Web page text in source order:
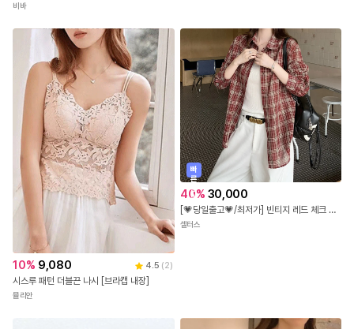
비바
10% 9,080 4.5 (2)
시스루 패턴 더블끈 나시 [브라캡 내장]
뮬리안
빠
른
출
발
40% 30,000
[💗당일출고💗/최저가] 빈티지 레드 체크 셔츠 1color
셀터스